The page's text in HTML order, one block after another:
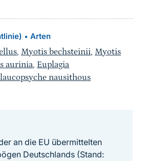
• Arten
, Myotis bechsteinii, Myotis
aurinia, Euplagia
nausithous
an die EU übermittelten
Deutschlands (Stand: